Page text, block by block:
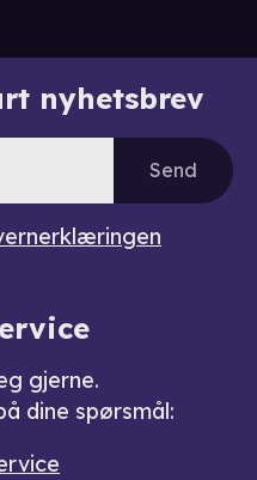
nyhetsbrev
Send
gjerne.
dine spørsmål: